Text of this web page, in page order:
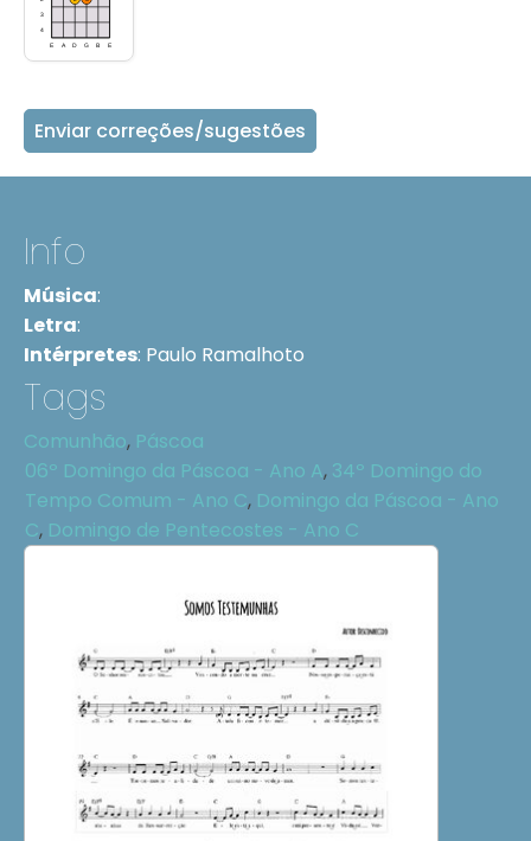
Enviar correções/sugestões
Info
Música:
Letra:
Intérpretes: Paulo Ramalhoto
Tags
Comunhão, Páscoa
06º Domingo da Páscoa - Ano A, 34º Domingo do
Tempo Comum - Ano C, Domingo da Páscoa - Ano
C, Domingo de Pentecostes - Ano C